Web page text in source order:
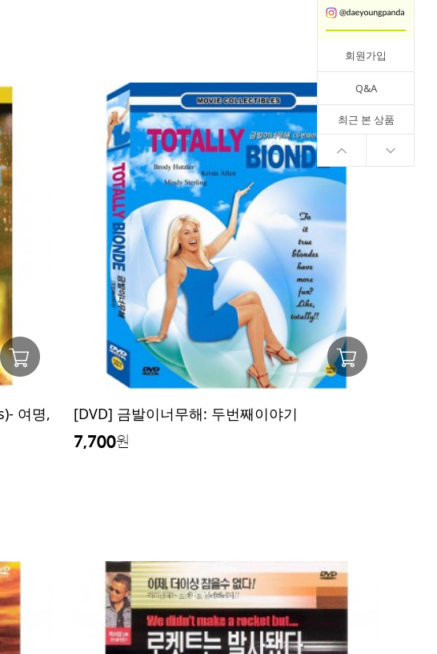
회원가입
Q&A
최근 본 상품
여명,
[DVD] 금발이너무해: 두번째이야기
7,700원